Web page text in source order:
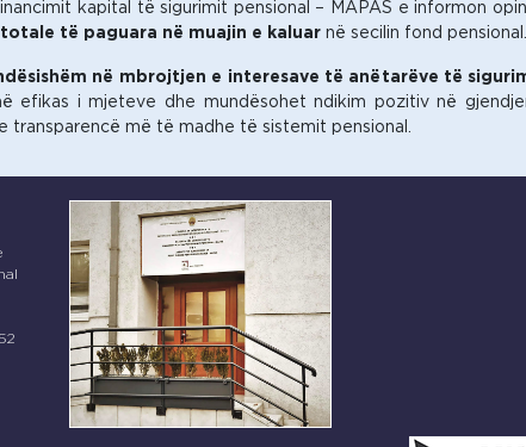
kapital të sigurimit pensional – MAPAS e informon
të paguara në muajin e kaluar në secilin fond pensional.
në mbrojtjen e interesave të anëtarëve të
efikas i mjeteve dhe mundësohet ndikim pozitiv në
transparencë më të madhe të sistemit pensional.